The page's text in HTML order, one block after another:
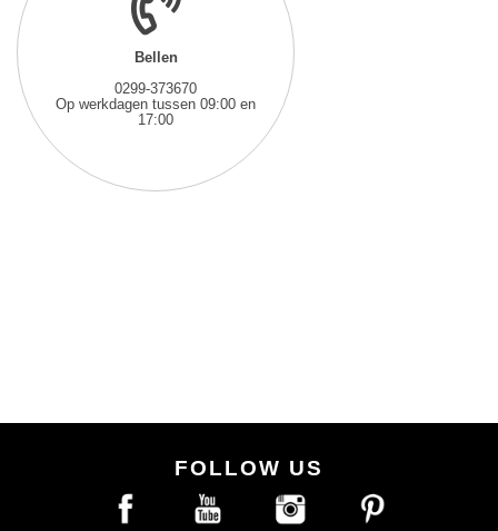
Bellen
0299-373670
Op werkdagen tussen 09:00 en
17:00
FOLLOW US